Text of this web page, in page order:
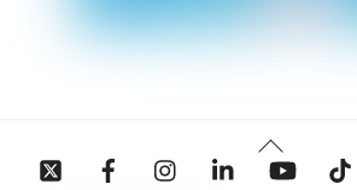
Back
To
Twitter Facebook InstagramLinkedin